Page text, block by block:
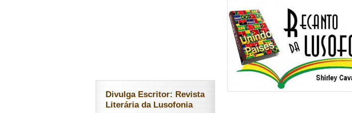
Divulga Escritor: Revista
Literária da Lusofonia